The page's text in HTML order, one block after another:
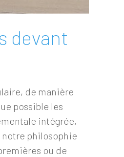
devant
de manière
possible les
intégrée,
notre philosophie
ou de